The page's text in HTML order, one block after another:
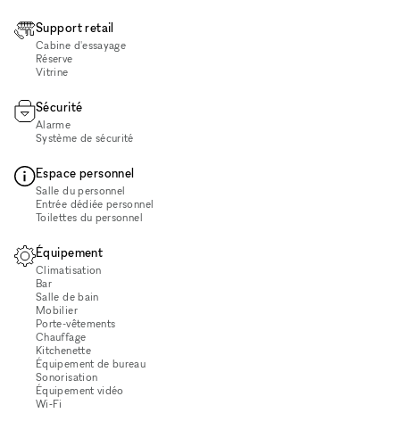
Support retail
Cabine d'essayage
Réserve
Vitrine
Sécurité
Alarme
Système de sécurité
Espace personnel
Salle du personnel
Entrée dédiée personnel
Toilettes du personnel
Équipement
Climatisation
Bar
Salle de bain
Mobilier
Porte-vêtements
Chauffage
Kitchenette
Équipement de bureau
Sonorisation
Équipement vidéo
Wi‑Fi